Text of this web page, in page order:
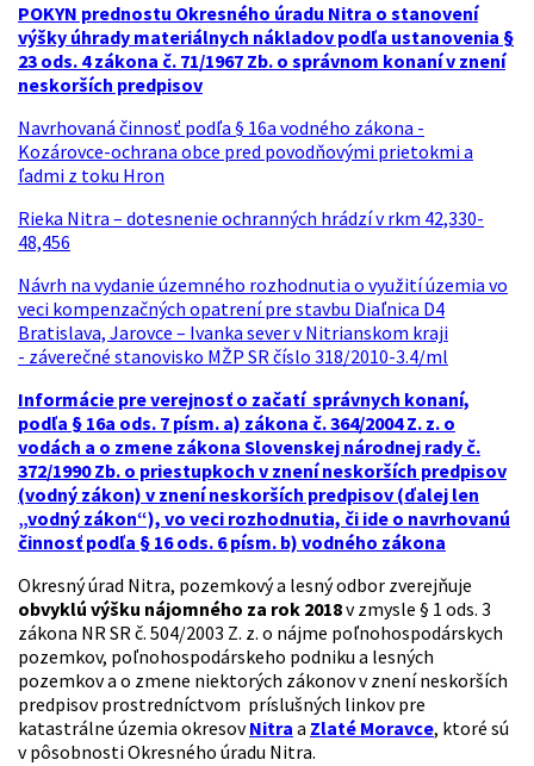
POKYN prednostu Okresného úradu Nitra o stanovení
výšky úhrady materiálnych nákladov podľa ustanovenia §
23 ods. 4 zákona č. 71/1967 Zb. o správnom konaní v znení
neskorších predpisov
Navrhovaná činnosť podľa § 16a vodného zákona -
Kozárovce-ochrana obce pred povodňovými prietokmi a
ľadmi z toku Hron
Rieka Nitra – dotesnenie ochranných hrádzí v rkm 42,330-
48,456
Návrh na vydanie územného rozhodnutia o využití územia vo
veci kompenzačných opatrení pre stavbu Diaľnica D4
Bratislava, Jarovce – Ivanka sever v Nitrianskom kraji
- záverečné stanovisko MŽP SR číslo 318/2010-3.4/ml
Informácie pre verejnosť o začatí správnych konaní,
podľa § 16a ods. 7 písm. a) zákona č. 364/2004 Z. z. o
vodách a o zmene zákona Slovenskej národnej rady č.
372/1990 Zb. o priestupkoch v znení neskorších predpisov
(vodný zákon) v znení neskorších predpisov (ďalej len
„vodný zákon“), vo veci rozhodnutia, či ide o navrhovanú
činnosť podľa § 16 ods. 6 písm. b) vodného zákona
Okresný úrad Nitra, pozemkový a lesný odbor zverejňuje
obvyklú výšku nájomného za rok 2018v zmysle § 1 ods. 3
zákona NR SR č. 504/2003 Z. z. o nájme poľnohospodárskych
pozemkov, poľnohospodárskeho podniku a lesných
pozemkov a o zmene niektorých zákonov v znení neskorších
predpisov prostredníctvom príslušných linkov pre
katastrálne územia okresovNitra a Zlaté Moravce, ktoré sú
v pôsobnosti Okresného úradu Nitra.